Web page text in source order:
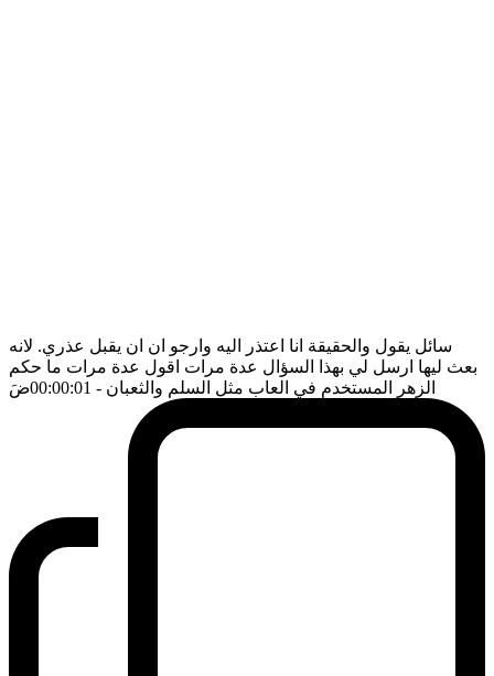
سائل يقول والحقيقة انا اعتذر اليه وارجو ان ان يقبل عذري. لانه
بعث ليها ارسل لي بهذا السؤال عدة مرات اقول عدة مرات ما حكم
الزهر المستخدم في العاب مثل السلم والثعبان - 00:00:01 ضَ